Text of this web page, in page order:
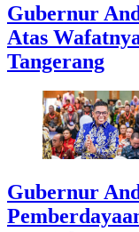
Gubernur
Atas
Tangerang
Gubernur